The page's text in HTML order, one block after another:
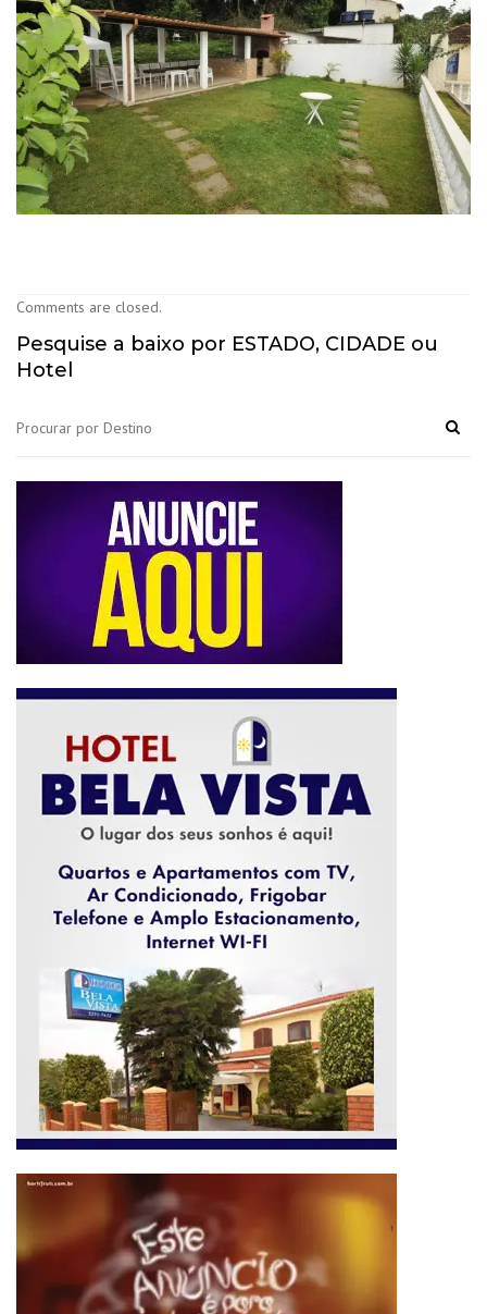
Comments are closed.
Pesquise a baixo por ESTADO, CIDADE ou
Hotel